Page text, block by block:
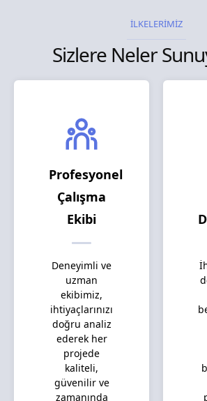
İLKELERİMİZ
Sizlere Neler
Profesyonel
Çalışma
Ekibi
Deneyimli ve
uzman
ekibimiz,
ihtiyaçlarınızı
doğru analiz
ederek her
projede
kaliteli,
güvenilir ve
zamanında